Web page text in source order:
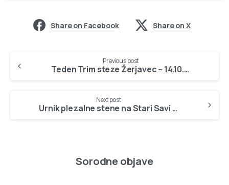
Share on Facebook Share on X
Reading
Previous post
Teden Trim steze Žerjavec – 14.10.2016
Next post
Urnik plezalne stene na Stari Savi v času božično novoletnih praznikov
Sorodne objave